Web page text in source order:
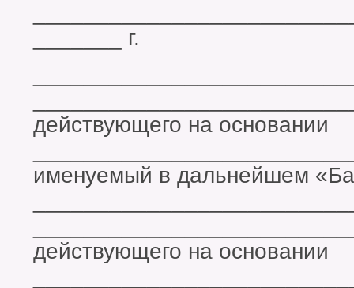
_______ г.
действующего на основании
именуемый в дальнейшем
действующего на основании